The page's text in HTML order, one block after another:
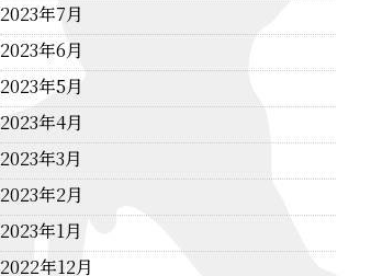
2023年7月
2023年6月
2023年5月
2023年4月
2023年3月
2023年2月
2023年1月
2022年12月